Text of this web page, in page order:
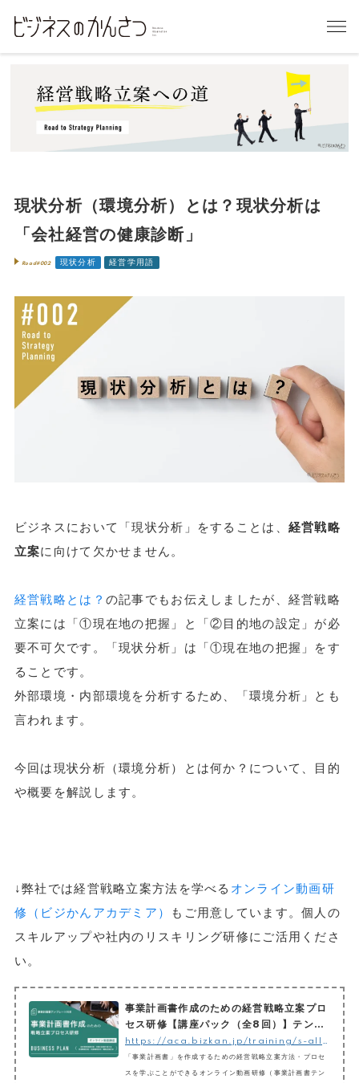
現状分析（環境分析）とは？現状分析は
「会社経営の健康診断」
Road#002 現状分析 経営学用語
ビジネスにおいて「現状分析」をすることは、 経営戦略
立案に向けて欠かせません。
経営戦略とは？ の記事でもお伝えしましたが、経営戦略
立案には「①現在地の把握」と「②目的地の設定」が必
要不可欠です。「現状分析」は「①現在地の把握」をす
ることです。
外部環境・内部環境を分析するため、「環境分析」とも
言われます。
今回は現状分析（環境分析）とは何か？について、目的
や概要を解説します。
↓弊社では経営戦略立案方法を学べる オンライン動画研
修（ビジかんアカデミア）
もご用意しています。個人の
スキルアップや社内のリスキリング研修にご活用くださ
い。
事業計画書作成のための経営戦略立案プロ
セス研修【講座パック（全8回）】テンプ
レ付き
https://aca.bizkan.jp/training/s-all-set
「事業計画書」を作成するための経営戦略立案方法・プロセ
スを学ぶことができるオンライン動画研修（事業計画書テン